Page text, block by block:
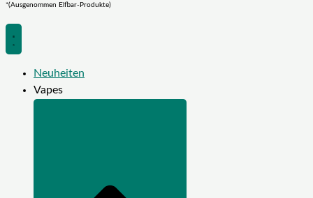
*(Ausgenommen Elfbar-Produkte)
Neuheiten
Vapes